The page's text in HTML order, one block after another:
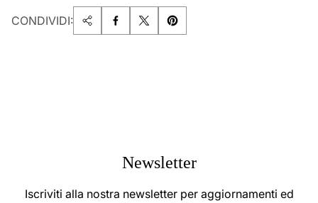
CONDIVIDI:
Newsletter
Iscriviti alla nostra newsletter per aggiornamenti ed